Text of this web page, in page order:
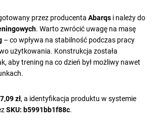
przez producentaAbarqs i należy do
. Warto zwrócić uwagę na masę
– co wpływa na stabilność podczas pracy
użytkowania. Konstrukcja została
aby trening na co dzień był możliwy nawet
zł, a identyfikacja produktu w systemie
SKU: b5991bb1f88c.